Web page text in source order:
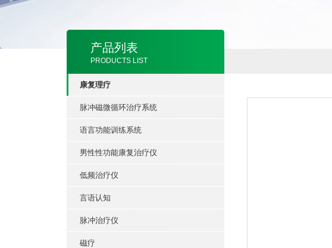
产品列表
PRODUCTS LIST
康复理疗
脉冲磁微循环治疗系统
语言功能训练系统
男性性功能康复治疗仪
低频治疗仪
言语认知
脉冲治疗仪
磁疗